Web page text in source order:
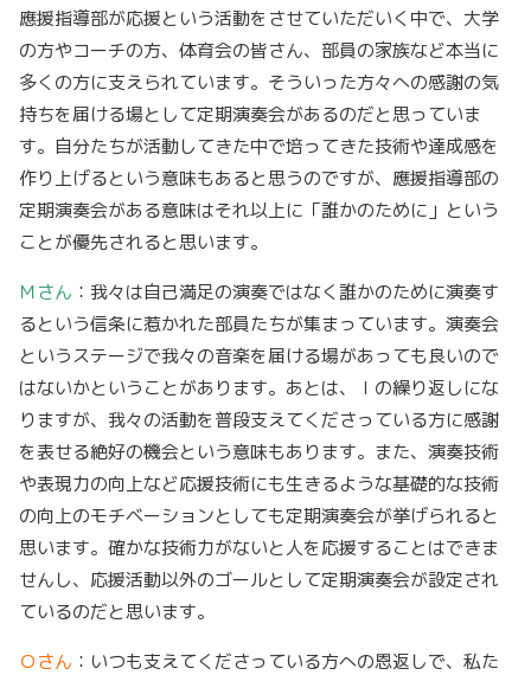
應援指導部が応援という活動をさせていただいく中で、大学
の方やコーチの方、体育会の皆さん、部員の家族など本当に
多くの方に支えられています。そういった方々への感謝の気
持ちを届ける場として定期演奏会があるのだと思っていま
す。自分たちが活動してきた中で培ってきた技術や達成感を
作り上げるという意味もあると思うのですが、應援指導部の
定期演奏会がある意味はそれ以上に「誰かのために」という
ことが優先されると思います。
Ｍさん ：我々は自己満足の演奏ではなく誰かのために演奏す
るという信条に惹かれた部員たちが集まっています。演奏会
というステージで我々の音楽を届ける場があっても良いので
はないかということがあります。あとは、Ｉの繰り返しにな
りますが、我々の活動を普段支えてくださっている方に感謝
を表せる絶好の機会という意味もあります。また、演奏技術
や表現力の向上など応援技術にも生きるような基礎的な技術
の向上のモチベーションとしても定期演奏会が挙げられると
思います。確かな技術力がないと人を応援することはできま
せんし、応援活動以外のゴールとして定期演奏会が設定され
ているのだと思います。
Ｏさん ：いつも支えてくださっている方への恩返しで、私た